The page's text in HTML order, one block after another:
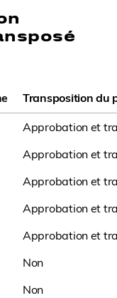
Transposition du
Approbation et
Approbation et
Approbation et
Approbation et
Approbation et
Non
Non